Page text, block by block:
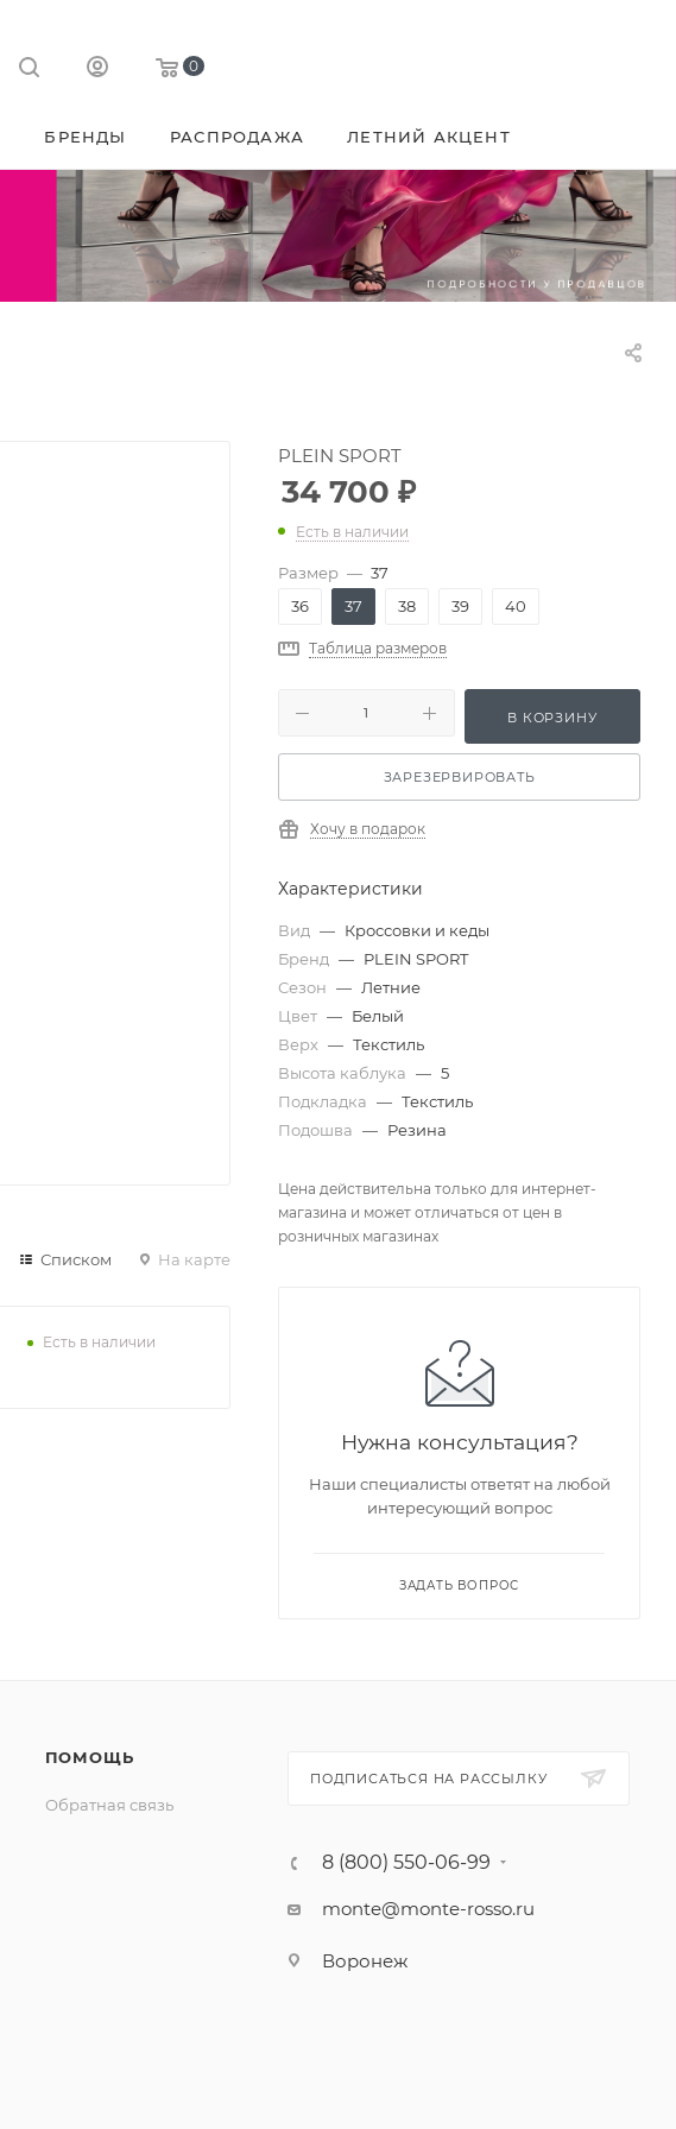
0
БРЕНДЫ РАСПРОДАЖА ЛЕТНИЙ АКЦЕНТ
Списком На карте
Есть в наличии
PLEIN SPORT
34 700 ₽
Есть в наличии
Размер — 37
36
37 38 39 40
Таблица размеров
В КОРЗИНУ
ЗАРЕЗЕРВИРОВАТЬ
Хочу в подарок
Характеристики
Вид — Кроссовки и кеды
Бренд — PLEIN SPORT
Сезон — Летние
Цвет — Белый
Верх — Текстиль
Высота каблука — 5
Подкладка — Текстиль
Подошва — Резина
Цена действительна только для интернет-
магазина и может отличаться от цен в
розничных магазинах
Нужна консультация?
Наши специалисты ответят на любой
интересующий вопрос
ЗАДАТЬ ВОПРОС
ПОМОЩЬ
Обратная связь
ПОДПИСАТЬСЯ НА РАССЫЛКУ
8 (800) 550-06-99
monte@monte-rosso.ru
Воронеж